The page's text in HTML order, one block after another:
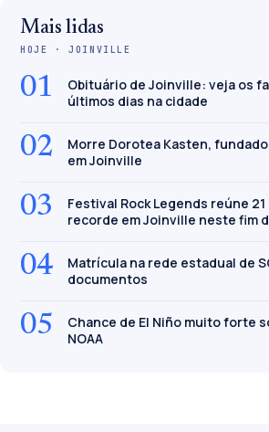
Mais lidas
HOJE · JOINVILLE
01
Obituário de Joinville: veja os
últimos dias na cidade
02
Morre Dorotea Kasten,
em Joinville
03
Festival Rock Legends reúne
recorde em Joinville neste fim
04
Matrícula na rede estadual de
documentos
05
Chance de El Niño muito forte
NOAA